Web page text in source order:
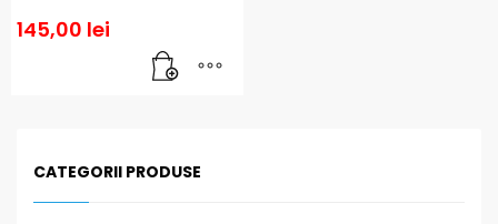
145,00 lei
CATEGORII PRODUSE